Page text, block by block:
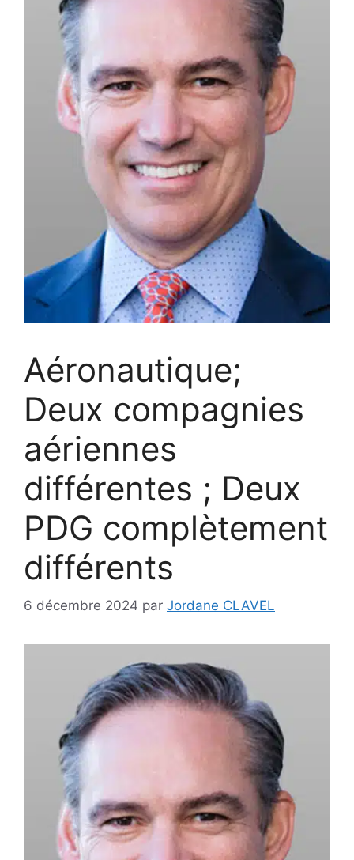
Aéronautique;
Deux compagnies
aériennes
différentes ; Deux
PDG complètement
différents
6 décembre 2024 par Jordane CLAVEL